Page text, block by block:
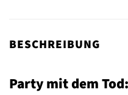
BESCHREIBUNG
Party mit dem